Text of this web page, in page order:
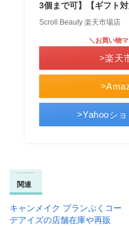
3個まで可】【ギフト対
Scroll Beauty 楽天市場店
＼お買い物
>楽天
>Yahooシ
関連
キャンメイク プランぷくコー
デアイズの店舗在庫や再販